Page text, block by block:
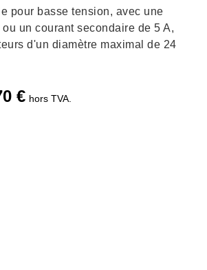
pour basse tension, avec une
un courant secondaire de 5 A,
d'un diamètre maximal de 24
€ hors TVA.